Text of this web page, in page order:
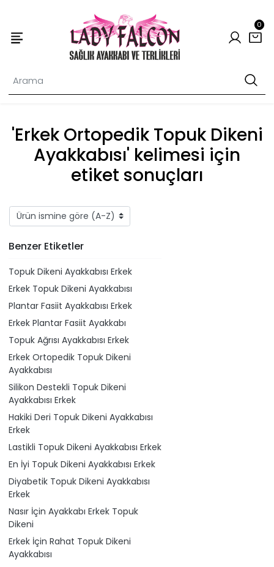
0
'Erkek Ortopedik Topuk Dikeni
Ayakkabısı' kelimesi için
etiket sonuçları
Benzer Etiketler
Topuk Dikeni Ayakkabısı Erkek
Erkek Topuk Dikeni Ayakkabısı
Plantar Fasiit Ayakkabısı Erkek
Erkek Plantar Fasiit Ayakkabı
Topuk Ağrısı Ayakkabısı Erkek
Erkek Ortopedik Topuk Dikeni
Ayakkabısı
Silikon Destekli Topuk Dikeni
Ayakkabısı Erkek
Hakiki Deri Topuk Dikeni Ayakkabısı
Erkek
Lastikli Topuk Dikeni Ayakkabısı Erkek
En İyi Topuk Dikeni Ayakkabısı Erkek
Diyabetik Topuk Dikeni Ayakkabısı
Erkek
Nasır İçin Ayakkabı Erkek Topuk
Dikeni
Erkek İçin Rahat Topuk Dikeni
Ayakkabısı